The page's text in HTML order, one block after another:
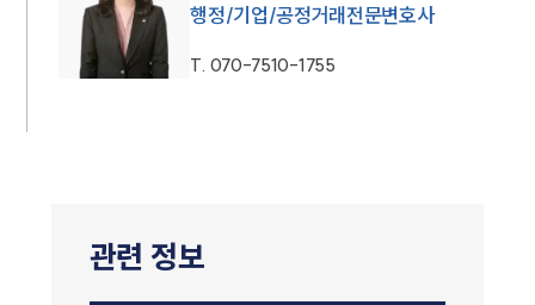
행정/기업/공정거래전문변호사
T. 070-7510-1755
관련 정보